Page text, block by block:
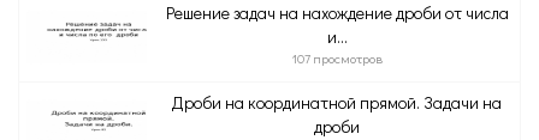
Решение задач на нахождение дроби от числа
и...
107 просмотров
Дроби на координатной прямой. Задачи на
дроби